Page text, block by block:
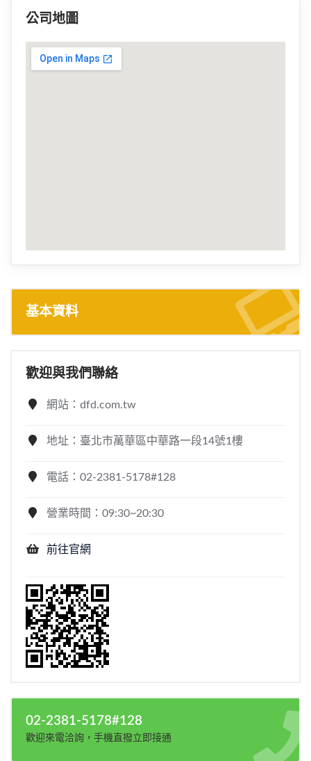
公司地圖
基本資料
歡迎與我們聯絡
網站：dfd.com.tw
地址：臺北市萬華區中華路一段14號1樓
電話：02-2381-5178#128
營業時間：09:30~20:30
前往官網
02-2381-5178#128
歡迎來電洽詢，手機直撥立即接通